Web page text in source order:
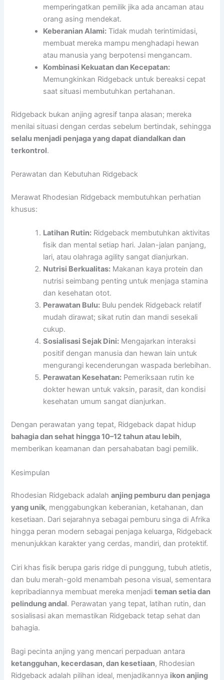
memperingatkan pemilik jika ada ancaman atau
orang asing mendekat.
Keberanian Alami: Tidak mudah terintimidasi,
membuat mereka mampu menghadapi hewan
atau manusia yang berpotensi mengancam.
Kombinasi Kekuatan dan Kecepatan:
Memungkinkan Ridgeback untuk bereaksi cepat
saat situasi membutuhkan pertahanan.
Ridgeback bukan anjing agresif tanpa alasan; mereka
menilai situasi dengan cerdas sebelum bertindak, sehingga
selalu menjadi penjaga yang dapat diandalkan dan
terkontrol.
Perawatan dan Kebutuhan Ridgeback
Merawat Rhodesian Ridgeback membutuhkan perhatian
khusus:
Latihan Rutin: Ridgeback membutuhkan aktivitas
fisik dan mental setiap hari. Jalan-jalan panjang,
lari, atau olahraga agility sangat dianjurkan.
Nutrisi Berkualitas: Makanan kaya protein dan
nutrisi seimbang penting untuk menjaga stamina
dan kesehatan otot.
Perawatan Bulu: Bulu pendek Ridgeback relatif
mudah dirawat; sikat rutin dan mandi sesekali
cukup.
Sosialisasi Sejak Dini: Mengajarkan interaksi
positif dengan manusia dan hewan lain untuk
mengurangi kecenderungan waspada berlebihan.
Perawatan Kesehatan: Pemeriksaan rutin ke
dokter hewan untuk vaksin, parasit, dan kondisi
kesehatan umum sangat dianjurkan.
Dengan perawatan yang tepat, Ridgeback dapat hidup
bahagia dan sehat hingga 10–12 tahun atau lebih,
memberikan keamanan dan persahabatan bagi pemilik.
Kesimpulan
Rhodesian Ridgeback adalahanjing pemburu dan penjaga
yang unik, menggabungkan keberanian, ketahanan, dan
kesetiaan. Dari sejarahnya sebagai pemburu singa di Afrika
hingga peran modern sebagai penjaga keluarga, Ridgeback
menunjukkan karakter yang cerdas, mandiri, dan protektif.
Ciri khas fisik berupa garis ridge di punggung, tubuh atletis,
dan bulu merah-gold menambah pesona visual, sementara
kepribadiannya membuat mereka menjaditeman setia dan
pelindung andal. Perawatan yang tepat, latihan rutin, dan
sosialisasi akan memastikan Ridgeback tetap sehat dan
bahagia.
Bagi pecinta anjing yang mencari perpaduan antara
ketangguhan, kecerdasan, dan kesetiaan, Rhodesian
Ridgeback adalah pilihan ideal, menjadikannya ikon anjing